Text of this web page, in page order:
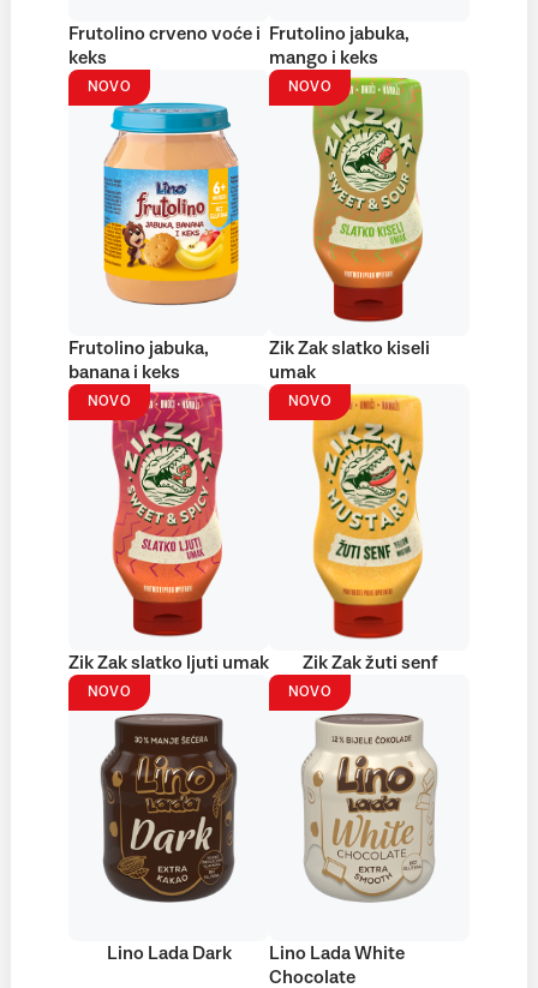
Frutolino crveno voće i
keks
Frutolino jabuka,
mango i keks
NOVO
Frutolino jabuka,
banana i keks
NOVO
Zik Zak slatko kiseli
umak
NOVO
Zik Zak slatko ljuti umak
NOVO
Zik Zak žuti senf
NOVO
Lino Lada Dark
NOVO
Lino Lada White
Chocolate